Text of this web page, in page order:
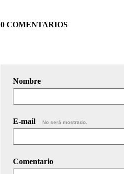
0 COMENTARIOS
Nombre
E-mail No será mostrado.
Comentario